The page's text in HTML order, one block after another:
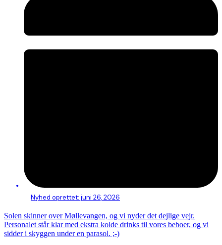
Nyhed oprettet: juni 26, 2026
Solen skinner over Møllevangen, og vi nyder det dejlige vejr.
Personalet står klar med ekstra kolde drinks til vores beboer, og vi
sidder i skyggen under en parasol. ;-)